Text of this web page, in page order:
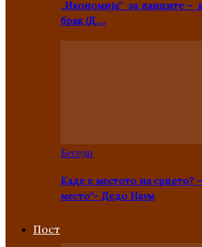
„Икономија“ за лаиците –
брак (Д….
Беседи
Каде е местото на срцето?
место“- Дедо Наум
Пост